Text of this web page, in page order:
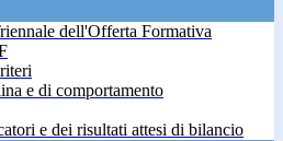
dell'Offerta Formativa
e di comportamento
e dei risultati attesi di bilancio